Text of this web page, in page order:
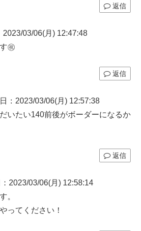
返信
2023/03/06(月) 12:47:48
㊗️
返信
：2023/03/06(月) 12:57:38
いたい140前後がボーダーになるか
返信
2023/03/06(月) 12:58:14
。
ってください！